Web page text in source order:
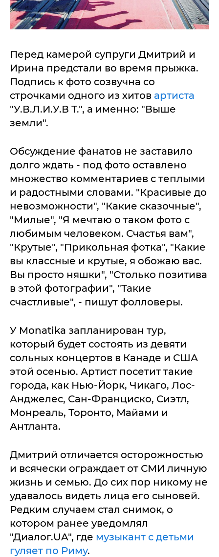
Перед камерой супруги Дмитрий и
Ирина предстали во время прыжка.
Подпись к фото созвучна со
строчками одного из хитов артиста
"У.В.Л.И.У.В Т.", а именно: "Выше
земли".
Обсуждение фанатов не заставило
долго ждать - под фото оставлено
множество комментариев с теплыми
и радостными словами. "Красивые до
невозможности", "Какие сказочные",
"Милые", "Я мечтаю о таком фото с
любимым человеком. Счастья вам",
"Крутые", "Прикольная фотка", "Какие
вы классные и крутые, я обожаю вас.
Вы просто няшки", "Столько позитива
в этой фотографии", "Такие
счастливые", - пишут фолловеры.
У Monatika запланирован тур,
который будет состоять из девяти
сольных концертов в Канаде и США
этой осенью. Артист посетит такие
города, как Нью-Йорк, Чикаго, Лос-
Анджелес, Сан-Франциско, Сиэтл,
Монреаль, Торонто, Майами и
Антланта.
Дмитрий отличается осторожностью
и всячески ограждает от СМИ личную
жизнь и семью. До сих пор никому не
удавалось видеть лица его сыновей.
Редким случаем стал снимок, о
котором ранее уведомлял
"Диалог.UA", где музыкант с детьми
гуляет по Риму.